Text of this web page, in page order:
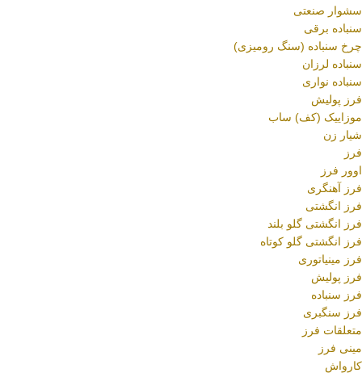
سشوار صنعتی
سنباده برقی
چرخ سنباده (سنگ رومیزی)
سنباده لرزان
سنباده نواری
فرز پولیش
موزاییک (کف) ساب
شیار زن
فرز
اوور فرز
فرز آهنگری
فرز انگشتی
فرز انگشتی گلو بلند
فرز انگشتی گلو کوتاه
فرز مینیاتوری
فرز پولیش
فرز سنباده
فرز سنگبری
متعلقات فرز
مینی فرز
کارواش